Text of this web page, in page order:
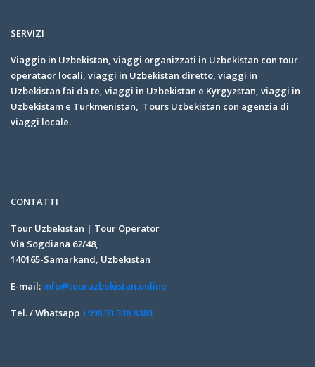
SERVIZI
Viaggio in Uzbekistan, viaggi organizzati in Uzbekistan con tour
operataor locali, viaggi in Uzbekistan diretto, viaggi in
Uzbekistan fai da te, viaggi in Uzbekistan e Kyrgyzstan, viaggi in
Uzbekistam e Turkmenistan, Tours Uzbekistan con agenzia di
viaggi locale.
CONTATTI
Tour Uzbekistan | Tour Operator
Via Sogdiana 62/48,
140165-Samarkand, Uzbekistan
E-mail: info@touruzbekistan.online
Tel. / Whatsapp +998 93 338 8383